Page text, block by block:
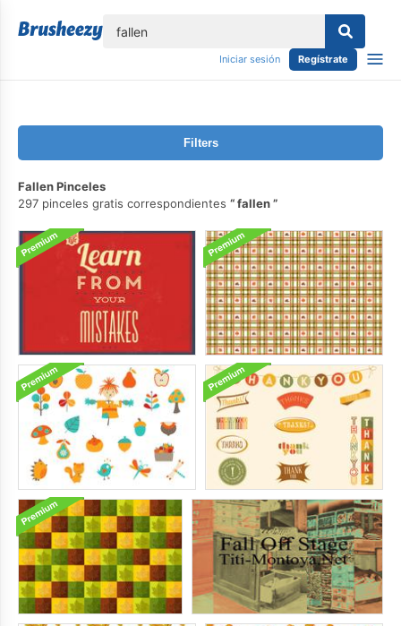
Iniciar sesión Regístrate
Filters
Fallen Pinceles
297 pinceles gratis correspondientes
fallen